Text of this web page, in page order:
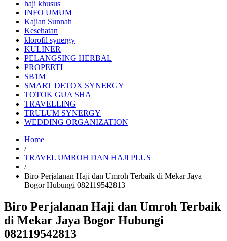
haji khusus
INFO UMUM
Kajian Sunnah
Kesehatan
klorofil synergy
KULINER
PELANGSING HERBAL
PROPERTI
SB1M
SMART DETOX SYNERGY
TOTOK GUA SHA
TRAVELLING
TRULUM SYNERGY
WEDDING ORGANIZATION
Home
/
TRAVEL UMROH DAN HAJI PLUS
/
Biro Perjalanan Haji dan Umroh Terbaik di Mekar Jaya
Bogor Hubungi 082119542813
Biro Perjalanan Haji dan Umroh Terbaik
di Mekar Jaya Bogor Hubungi
082119542813